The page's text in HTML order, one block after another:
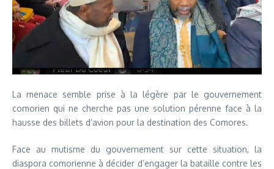
La menace semble prise à la légère par le gouvernement
comorien qui ne cherche pas une solution pérenne face à la
hausse des billets d’avion pour la destination des Comores.
Face au mutisme du gouvernement sur cette situation, la
diaspora comorienne à décider d’engager la bataille contre les